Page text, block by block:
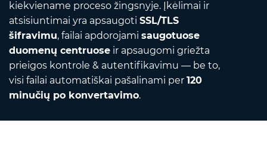
kiekviename proceso žingsnyje. Įkėlimai ir
atsisiuntimai yra apsaugoti SSL/TLS
šifravimu, failai apdorojami saugotuose
duomenų centruose ir apsaugomi griežta
prieigos kontrole & autentifikavimu — be to,
visi failai automatiškai pašalinami per 120
minučių po konvertavimo.